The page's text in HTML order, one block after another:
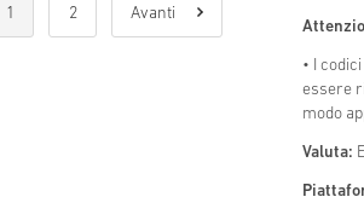
1 2 Avanti
• I
essere
modo
Valuta: